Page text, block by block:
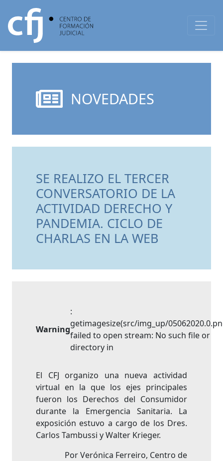
NOVEDADES
SE REALIZO EL TERCER
CONVERSATORIO DE LA
ACTIVIDAD DERECHO Y
PANDEMIA. CICLO DE
CHARLAS EN LA WEB
Warning
:
getimagesize(src/img_up/
failed to open stream: No such file or
directory in
El CFJ organizo una nueva actividad
virtual en la que los ejes principales
fueron los Derechos del Consumidor
durante la Emergencia Sanitaria. La
exposición estuvo a cargo de los Dres.
Carlos Tambussi y Walter Krieger.
Por Verónica Ferreiro, Centro de